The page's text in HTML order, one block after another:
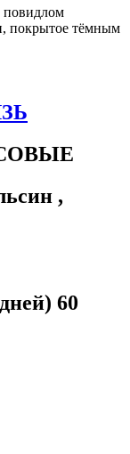
повидлом
покрытое тёмным
,
60